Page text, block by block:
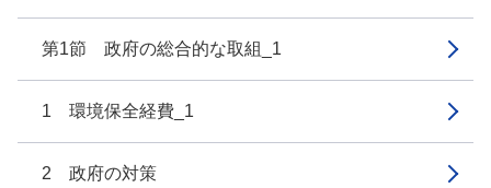
第1節 政府の総合的な取組_1
1 環境保全経費_1
2 政府の対策